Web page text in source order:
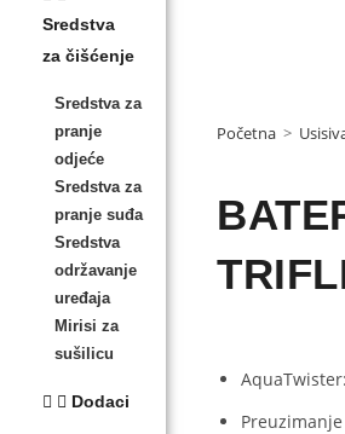
Sredstva
za čišćenje
Sredstva za
pranje
odjeće
Sredstva za
pranje suđa
Sredstva
održavanje
uređaja
Mirisi za
sušilicu
Dodaci
Početna >